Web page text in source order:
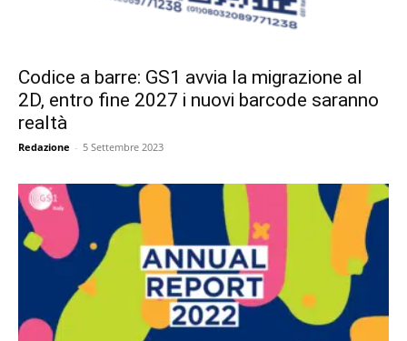
Codice a barre: GS1 avvia la migrazione al
2D, entro fine 2027 i nuovi barcode saranno
realtà
Redazione - 5 Settembre 2023